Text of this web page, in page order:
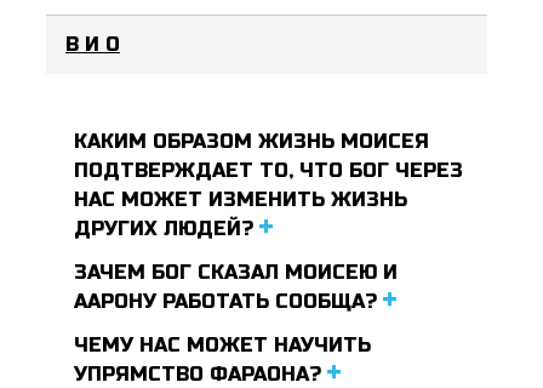
В И О
КАКИМ ОБРАЗОМ ЖИЗНЬ МОИСЕЯ
ПОДТВЕРЖДАЕТ ТО, ЧТО БОГ ЧЕРЕЗ
НАС МОЖЕТ ИЗМЕНИТЬ ЖИЗНЬ
ДРУГИХ ЛЮДЕЙ?
ЗАЧЕМ БОГ СКАЗАЛ МОИСЕЮ И
ААРОНУ РАБОТАТЬ СООБЩА?
ЧЕМУ НАС МОЖЕТ НАУЧИТЬ
УПРЯМСТВО ФАРАОНА?